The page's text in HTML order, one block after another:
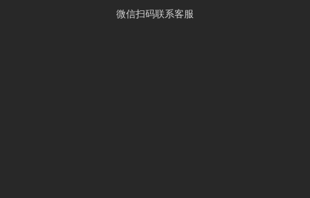
微信扫码联系客服